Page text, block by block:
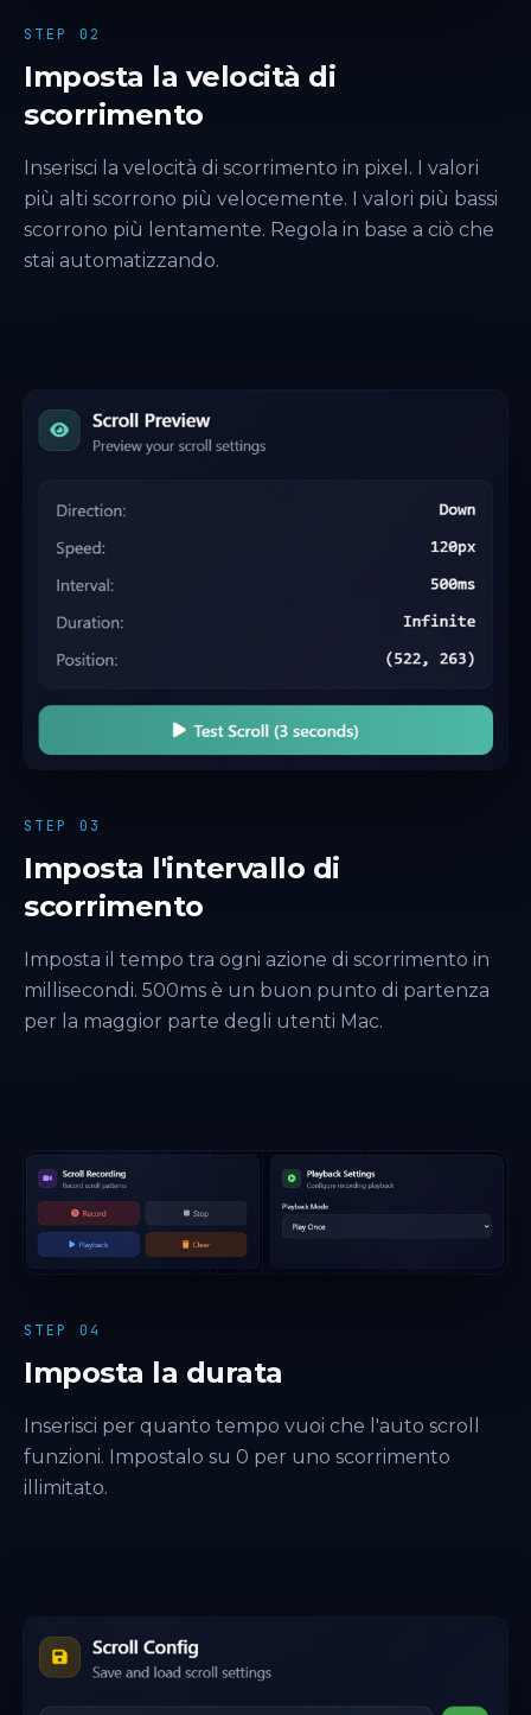
STEP 02
Imposta la velocità di
scorrimento
Inserisci la velocità di scorrimento in pixel. I valori
più alti scorrono più velocemente. I valori più bassi
scorrono più lentamente. Regola in base a ciò che
stai automatizzando.
STEP 03
Imposta l'intervallo di
scorrimento
Imposta il tempo tra ogni azione di scorrimento in
millisecondi. 500ms è un buon punto di partenza
per la maggior parte degli utenti Mac.
STEP 04
Imposta la durata
Inserisci per quanto tempo vuoi che l'auto scroll
funzioni. Impostalo su 0 per uno scorrimento
illimitato.